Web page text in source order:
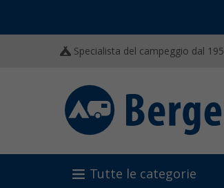
Specialista del campeggio dal
Tutte le categorie